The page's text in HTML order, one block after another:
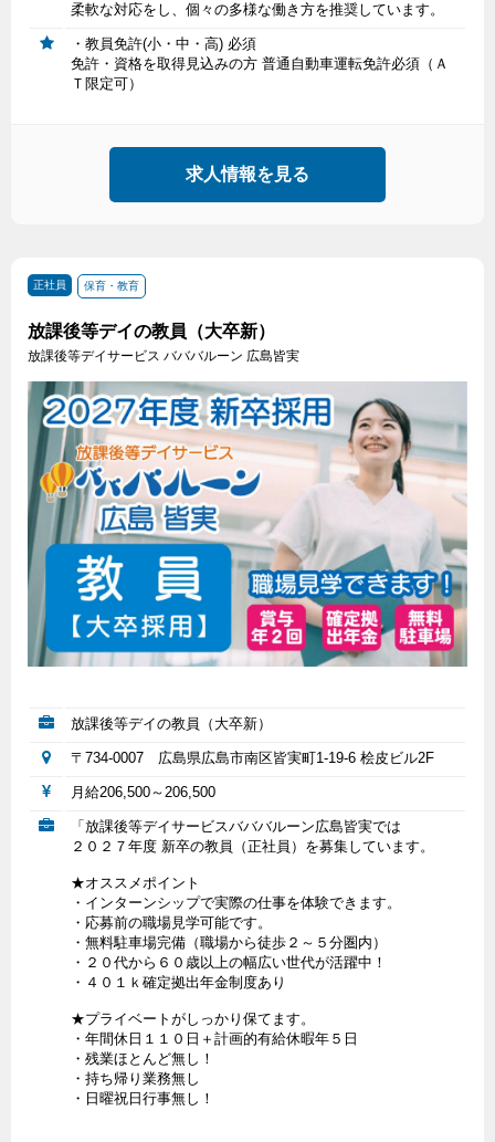
柔軟な対応をし、個々の多様な働き方を推奨しています。
・教員免許(小・中・高) 必須
免許・資格を取得見込みの方 普通自動車運転免許必須（Ａ
Ｔ限定可）
求人情報を見る
正社員 保育・教育
放課後等デイの教員（大卒新）
放課後等デイサービス バババルーン 広島皆実
放課後等デイの教員（大卒新）
〒734-0007 広島県広島市南区皆実町1-19-6 桧皮ビル2F
月給206,500～206,500
「放課後等デイサービスバババルーン広島皆実では
２０２７年度 新卒の教員（正社員）を募集しています。
★オススメポイント
・インターンシップで実際の仕事を体験できます。
・応募前の職場見学可能です。
・無料駐車場完備（職場から徒歩２～５分圏内）
・２０代から６０歳以上の幅広い世代が活躍中！
・４０１ｋ確定拠出年金制度あり
★プライベートがしっかり保てます。
・年間休日１１０日＋計画的有給休暇年５日
・残業ほとんど無し！
・持ち帰り業務無し
・日曜祝日行事無し！